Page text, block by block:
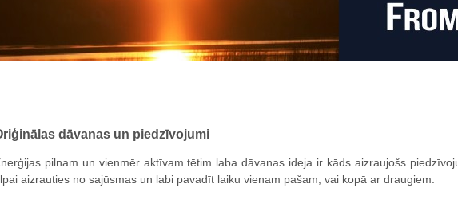
dāvanas un piedzīvojumi
pilnam un vienmēr aktīvam tētim laba dāvanas ideja ir kāds aizraujošs
aizrauties no sajūsmas un labi pavadīt laiku vienam pašam, vai kopā ar draugiem.